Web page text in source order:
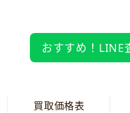
おすすめ！LINE
買取価格表